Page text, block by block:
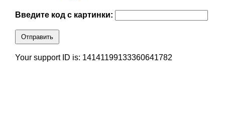
Введите код с картинки:
Отправить
Your support ID is: 14141199133360641782